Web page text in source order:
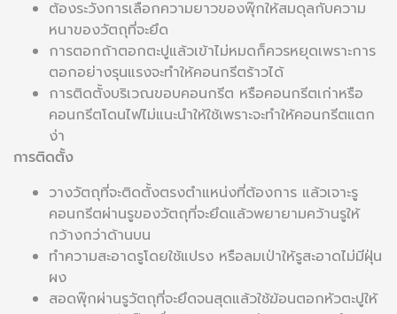
ต้องระวังการเลือกความยาวของพุ๊กให้สมดุลกับความ
หนาของวัตถุที่จะยึด
การตอกถ้าตอกตะปูแล้วเข้าไม่หมดก็ควรหยุดเพราะการ
ตอกอย่างรุนแรงจะทําให้คอนกรีตร้าวได้
การติดตั้งบริเวณขอบคอนกรีต หรือคอนกรีตเก่าหรือ
คอนกรีตโดนไฟไม่แนะนําให้ใช้เพราะจะทําให้คอนกรีตแตก
ง่า
การติดตั้ง
วางวัตถุที่จะติดตั้งตรงตําแหน่งที่ต้องการ แล้วเจาะรู
คอนกรีตผ่านรูของวัตถุที่จะยึดแล้วพยายามคว้านรูให้
กว้างกว่าด้านบน
ทําความสะอาดรูโดยใช้แปรง หรือลมเป่าให้รูสะอาดไม่มีฝุ่น
ผง
สอดพุ๊กผ่านรูวัตถุที่จะยึดจนสุดแล้วใช้ฆ้อนตอกหัวตะปูให้